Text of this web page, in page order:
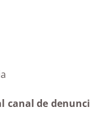
canal de